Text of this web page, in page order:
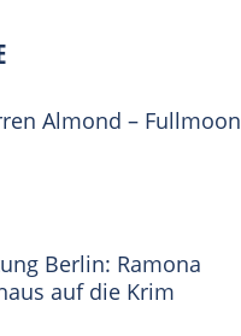
Almond – Fullmoon
Berlin: Ramona
auf die Krim